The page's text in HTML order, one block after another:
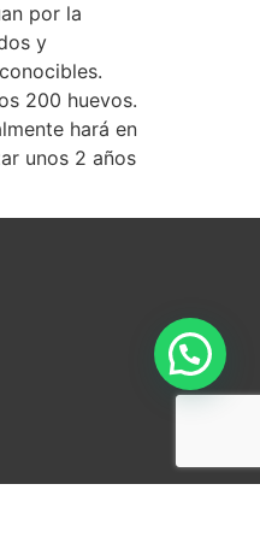
por la
y
200 huevos.
hará en
unos 2 años